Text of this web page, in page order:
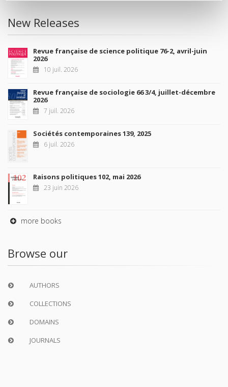
New Releases
Revue française de science politique 76-2, avril-juin
2026
10 juil. 2026
Revue française de sociologie 66 3/4, juillet-décembre
2026
7 juil. 2026
Sociétés contemporaines 139, 2025
6 juil. 2026
Raisons politiques 102, mai 2026
23 juin 2026
more books
Browse our
AUTHORS
COLLECTIONS
DOMAINS
JOURNALS